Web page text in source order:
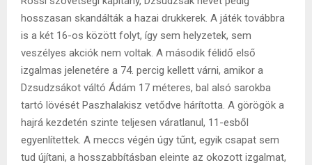
hosszasan skandálták a hazai drukkerek. A játék továbbra
is a két 16-os között folyt, így sem helyzetek, sem
veszélyes akciók nem voltak. A második félidő első
izgalmas jelenetére a 74. percig kellett várni, amikor a
Dzsudzsákot váltó Ádám 17 méteres, bal alsó sarokba
tartó lövését Paszhalakisz vetődve hárította. A görögök a
hajrá kezdetén szinte teljesen váratlanul, 11-esből
egyenlítettek. A meccs végén úgy tűnt, egyik csapat sem
tud újítani, a hosszabbításban eleinte az okozott izgalmat,